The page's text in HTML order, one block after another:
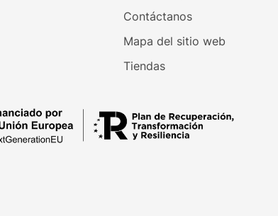
Contáctanos
Mapa del sitio web
Tiendas